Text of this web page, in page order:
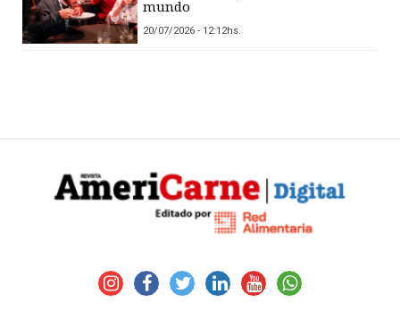
mundo
20/07/2026 - 12:12hs.